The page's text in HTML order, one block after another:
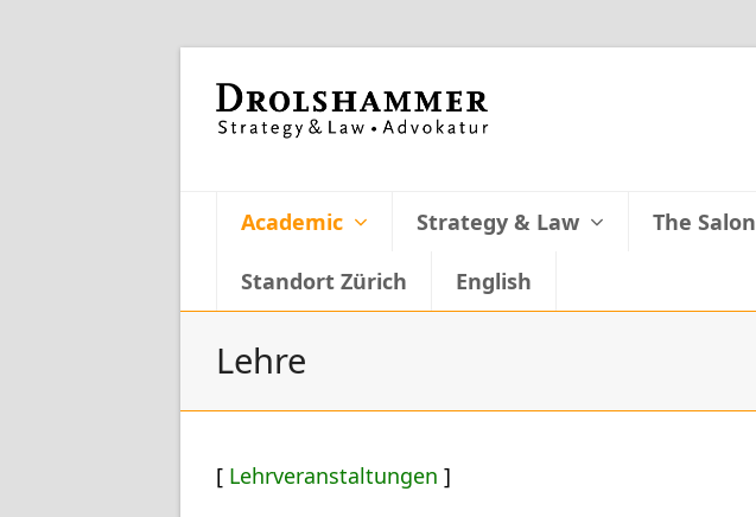
Academic Strategy & Law The Salon
Standort Zürich English
Lehre
[ Lehrveranstaltungen ]